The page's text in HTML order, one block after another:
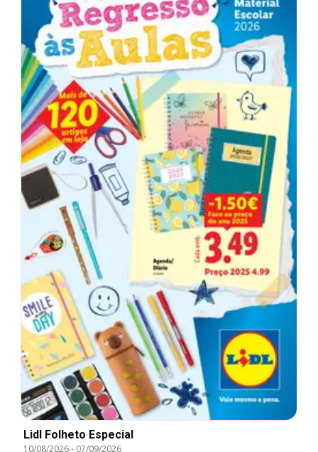
Lidl Folheto Especial
10/08/2026- 07/09/2026